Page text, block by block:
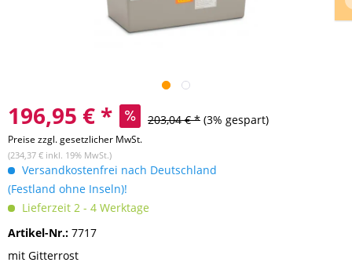
196,95 € * 203,04 € * (3% gespart)
Preise zzgl. gesetzlicher MwSt.
(234,37 € inkl. 19% MwSt.)
Versandkostenfrei nach Deutschland
(Festland ohne Inseln)!
Lieferzeit 2 - 4 Werktage
Artikel-Nr.: 7717
mit Gitterrost